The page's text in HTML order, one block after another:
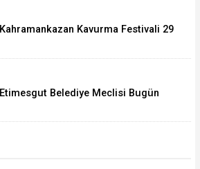
Kahramankazan Kavurma Festivali 29
Etimesgut Belediye Meclisi Bugün